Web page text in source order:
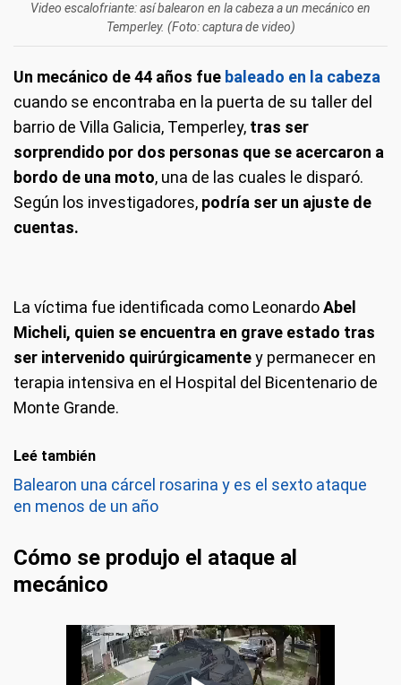
Video escalofriante: así balearon en la cabeza a un mecánico en
Temperley. (Foto: captura de video)
Un mecánico de 44 años fue baleado en la cabeza
cuando se encontraba en la puerta de su taller del
barrio de Villa Galicia, Temperley, tras ser
sorprendido por dos personas que se acercaron a
bordo de una moto, una de las cuales le disparó.
Según los investigadores, podría ser un ajuste de
cuentas.
La víctima fue identificada como LeonardoAbel
Micheli, quien se encuentra en grave estado tras
ser intervenido quirúrgicamentey permanecer en
terapia intensiva en el Hospital del Bicentenario de
Monte Grande.
Leé también
Balearon una cárcel rosarina y es el sexto ataque
en menos de un año
Cómo se produjo el ataque al
mecánico